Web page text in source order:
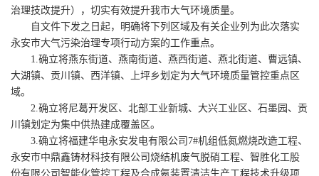
治理技改提升），切实有效提升我市大气环境质量。
自文件下发之日起，明确将下列区域及有关企业列为此次落实
永安市大气污染治理专项行动方案的工作重点。
1.确立将燕东街道、燕南街道、燕西街道、燕北街道、曹远镇、
大湖镇、贡川镇、西洋镇、上坪乡划定为大气环境质量管控重点区
域。
2.确立将尼葛开发区、北部工业新城、大兴工业区、石墨园、贡
川镇划定为集中供热建成覆盖区。
3.确立将福建华电永安发电有限公司7#机组低氮燃烧改造工程、
永安市中鼎鑫铸材科技有限公司烧结机废气脱硝工程、智胜化工股
份有限公司智能化管控工程及合成氨装置清洁生产工程技术升级项